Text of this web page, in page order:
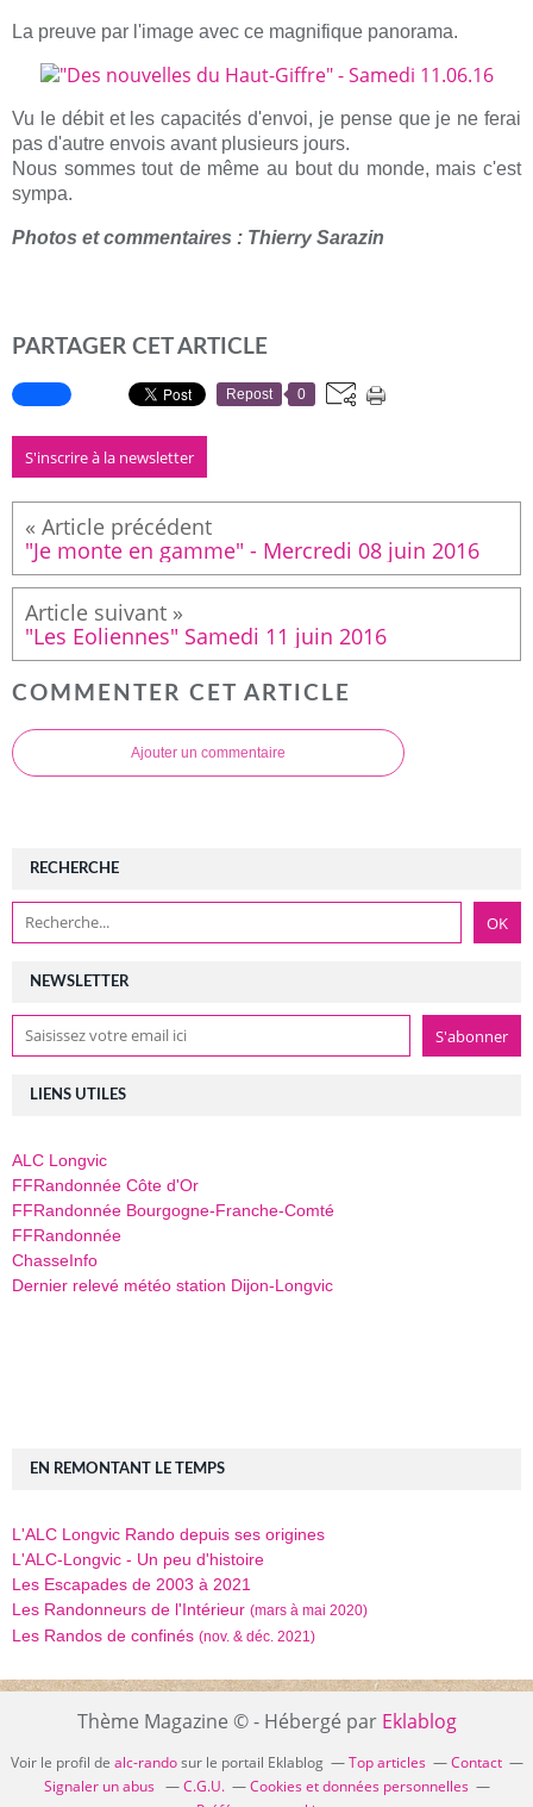
La preuve par l'image avec ce magnifique panorama.
Vu le débit et les capacités d'envoi, je pense que je ne ferai
pas d'autre envois avant plusieurs jours.
Nous sommes tout de même au bout du monde, mais c'est
sympa.
Photos et commentaires : Thierry Sarazin
PARTAGER CET ARTICLE
Repost 0
S'inscrire à la newsletter
"Je monte en gamme" - Mercredi 08 juin 2016
"Les Eoliennes" Samedi 11 juin 2016
COMMENTER CET ARTICLE
Ajouter un commentaire
NEWSLETTER
RECHERCHE
LIENS UTILES
ALC Longvic
FFRandonnée Côte d'Or
FFRandonnée Bourgogne-Franche-Comté
FFRandonnée
ChasseInfo
Dernier relevé météo station Dijon-Longvic
EN REMONTANT LE TEMPS
L'ALC Longvic Rando depuis ses origines
L'ALC-Longvic - Un peu d'histoire
Les Escapades de 2003 à 2021
Les Randonneurs de l'Intérieur (mars à mai 2020)
Les Randos de confinés (nov. & déc. 2021)
Thème Magazine © - Hébergé par Eklablog
Voir le profil de alc-randosur le portail Eklablog Top articles
Contact
Signaler un abus
C.G.U.
Cookies et données personnelles